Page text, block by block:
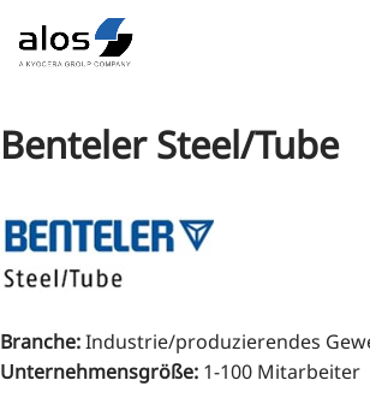
Benteler Steel/Tube
Branche:Industrie/produzierendes
Unternehmensgröße: 1-100 Mitarbeiter